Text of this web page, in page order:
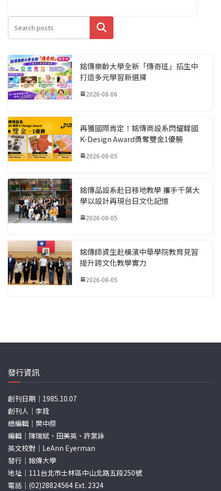
搜尋
銘傳樂齡大學全新「傳奇班」招生中
打造多元學習新選擇
2026-08-06
再獲國際肯定！銘傳商設系閃耀韓國
K-Design Award勇奪雙金1優勝
2026-08-05
銘傳品設系赴日移地教學 攜手千葉大
學以設計再現台日文化記憶
2026-08-05
銘傳師資生赴橫濱中華學院教育見習
提升跨文化教學實力
2026-08-05
發行資訊
創刊日期｜1985.10.07
創刊人｜李銓
總編輯｜樊中原
編輯｜陳瑞斌、田美英、許棠詠
英文校對｜LeAnn Eyerman
發行｜銘傳大學
地址｜111台北市士林區中山北路五段250號
電話｜(02)28824564 Ext. 2324